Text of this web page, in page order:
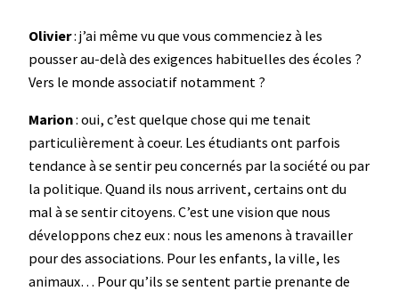
Olivier: j’ai même vu que vous commenciez à les
pousser au-delà des exigences habituelles des écoles ?
Vers le monde associatif notamment ?
Marion: oui, c’est quelque chose qui me tenait
particulièrement à coeur. Les étudiants ont parfois
tendance à se sentir peu concernés par la société ou par
la politique. Quand ils nous arrivent, certains ont du
mal à se sentir citoyens. C’est une vision que nous
développons chez eux : nous les amenons à travailler
pour des associations. Pour les enfants, la ville, les
animaux… Pour qu’ils se sentent partie prenante de